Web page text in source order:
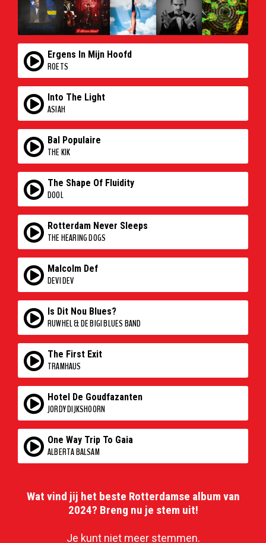
Ergens In Mijn Hoofd
ROETS
Into The Light
ASIAH
Bal Populaire
THE KIK
The Shape Of Fluidity
DOOL
Rotterdam Never Sleeps
THE HEARING DOGS
Malcolm Def
DEVI DEV
Is Dit Nou Blues?
RUWHEL & DE BIGI BLUES BAND
The First Exit
TRAMHAUS
Hotel De Goudfazanten
JORDY DIJKSHOORN
One Way Trip To Gaia
ALBERTA BALSAM
Wat vind jij het beste Rotterdamse album van
2024? Breng nu je stem uit!
Je kunt niet meer stemmen.